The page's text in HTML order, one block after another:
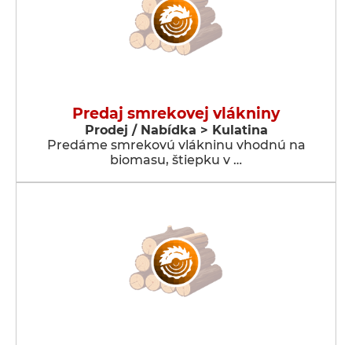
Predaj smrekovej vlákniny
Prodej / Nabídka > Kulatina
Predáme smrekovú vlákninu vhodnú na
biomasu, štiepku v …